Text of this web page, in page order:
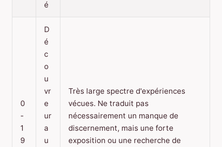
é
0
-
1
9
D
é
c
o
u
vr
e
ur
a
u
Très large spectre d'expériences
vécues. Ne traduit pas
nécessairement un manque de
discernement, mais une forte
exposition ou une recherche de